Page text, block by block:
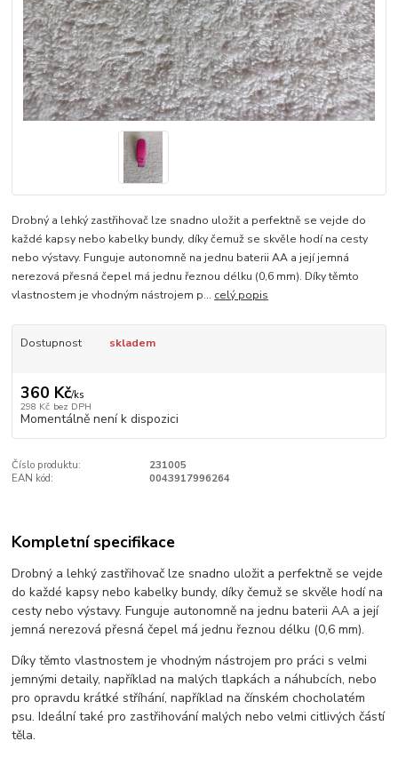
Drobný a lehký zastřihovač lze snadno uložit a perfektně se vejde do
každé kapsy nebo kabelky bundy, díky čemuž se skvěle hodí na cesty
nebo výstavy. Funguje autonomně na jednu baterii AA a její jemná
nerezová přesná čepel má jednu řeznou délku (0,6 mm). Díky těmto
vlastnostem je vhodným nástrojem p... celý popis
Dostupnost skladem
360 Kč/ks
298 Kč bez DPH
Momentálně není k dispozici
Číslo produktu:
231005
EAN kód:
0043917996264
Kompletní specifikace
Drobný a lehký zastřihovač lze snadno uložit a perfektně se vejde
do každé kapsy nebo kabelky bundy, díky čemuž se skvěle hodí na
cesty nebo výstavy. Funguje autonomně na jednu baterii AA a její
jemná nerezová přesná čepel má jednu řeznou délku (0,6 mm).
Díky těmto vlastnostem je vhodným nástrojem pro práci s velmi
jemnými detaily, například na malých tlapkách a náhubcích, nebo
pro opravdu krátké stříhání, například na čínském chocholatém
psu. Ideální také pro zastřihování malých nebo velmi citlivých částí
těla.